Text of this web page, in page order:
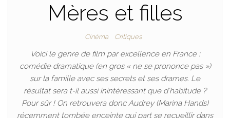
Mères et filles
Cinéma Critiques
Voici le genre de film par excellence en France :
comédie dramatique (en gros « ne se prononce pas »)
sur la famille avec ses secrets et ses drames. Le
résultat sera t-il aussi inintéressant que d’habitude ?
Pour sûr ! On retrouvera donc Audrey (Marina Hands)
récemment tombée enceinte qui part se recueillir dans